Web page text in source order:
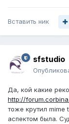
Вставить ник
sfstudio
Да, кой какие
http://
тоже крутил mime
аспектом была.